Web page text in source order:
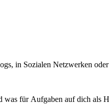
in Sozialen Netzwerken
was für Aufgaben auf dich als